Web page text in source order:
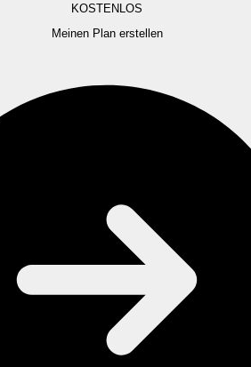
KOSTENLOS
Meinen Plan erstellen